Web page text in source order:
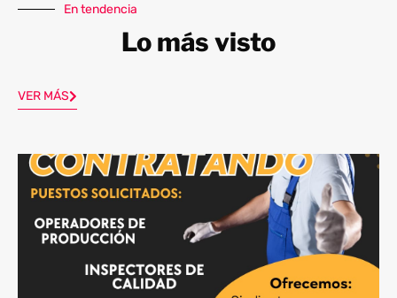
En tendencia
Lo más visto
VER MÁS